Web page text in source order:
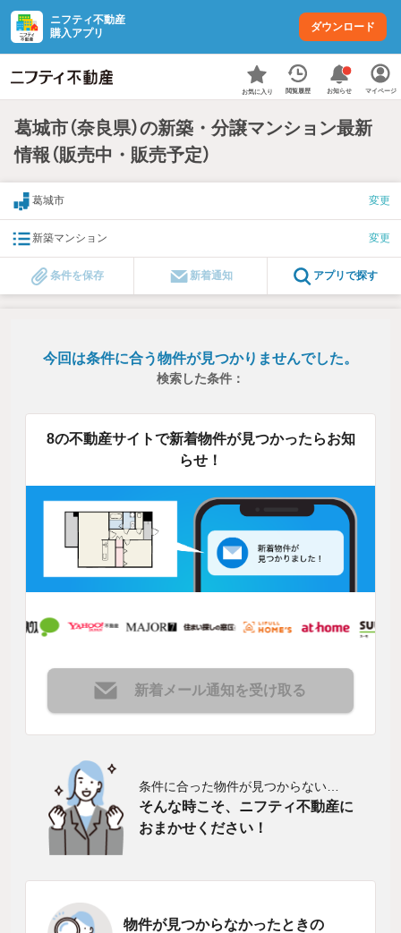
ニフティ不動産
購入アプリ
ダウンロード
お気に入り 閲覧履歴 お知らせ マイページ
葛城市（奈良県）の新築・分譲マンション最新
情報（販売中・販売予定）
葛城市 変更
新築マンション 変更
条件を保存 新着通知 アプリで探す
今回は条件に合う物件が見つかりませんでした。
検索した条件：
8の不動産サイトで新着物件が見つかったらお知
らせ！
新着メール通知を受け取る
条件に合った物件が見つからない…
そんな時こそ、ニフティ不動産に
おまかせください！
物件が見つからなかったときの